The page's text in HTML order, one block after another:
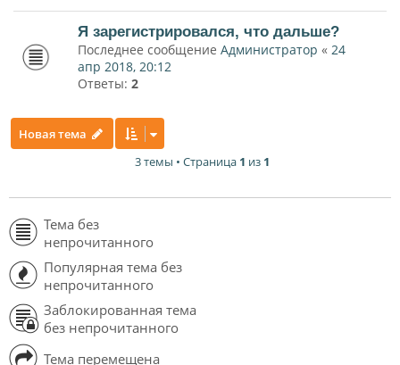
Я зарегистрировался, что дальше?
Последнее сообщение Администратор « 24
апр 2018, 20:12
Ответы: 2
Новая тема
3 темы • Страница 1 из 1
Тема без
непрочитанного
Популярная тема без
непрочитанного
Заблокированная тема
без непрочитанного
Тема перемещена